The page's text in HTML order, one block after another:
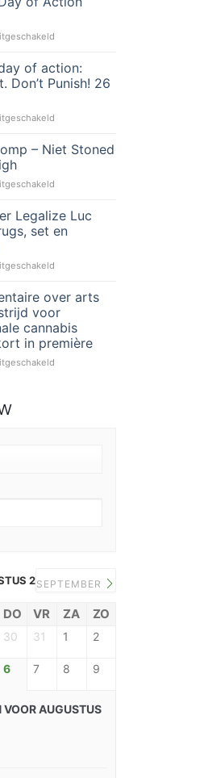
Day
of
Action
of action:
Don’t Punish! 26
day
of
Punish!
26
– Niet Stoned
Plomp
Niet
Legalize Luc
set en
Legalize
Luc
Sala:
Drugs,
set
over arts
voor
cannabis
in première
2026
SEPTEMBER
DO VR ZA ZO
30 31 1 2
6 7 8 9
AUGUSTUS